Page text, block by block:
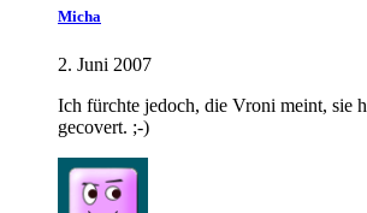
Micha
2. Juni 2007
Ich fürchte jedoch, die Vroni meint, sie
gecovert. ;-)